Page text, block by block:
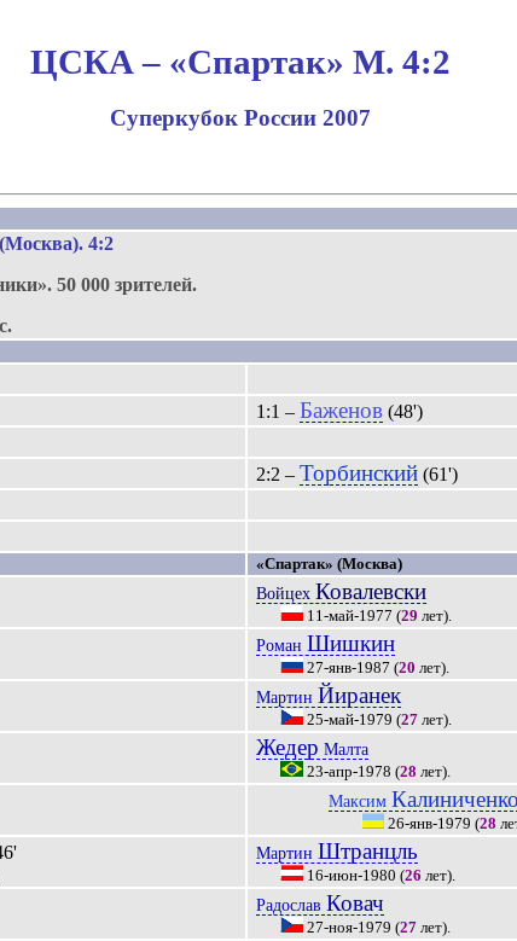
ЦСКА – «Спартак» М. 4:2
Суперкубок России 2007
4:2
.50 000 зрителей.
1:1 – Баженов (48')
2:2 –Торбинский (61')
«Спартак» (Москва)
Войцех Ковалевски
11-май-1977 (29 лет).
Роман Шишкин
27-янв-1987 (20 лет).
Мартин Йиранек
25-май-1979 (27 лет).
Жедер Малта
23-апр-1978 (28 лет).
Максим Калиниченко
26-янв-1979 (28
Мартин Штранцль
16-июн-1980 (26 лет).
Радослав Ковач
27-ноя-1979 (27 лет).